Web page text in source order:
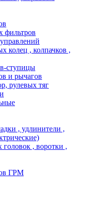
фильтров
колец , колпачков ,
ступицы
и рычагов
рулевых тяг
, удлинители ,
, воротки ,
ГРМ